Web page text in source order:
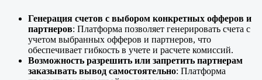
Генерация счетов с выбором конкретных офферов и
партнеров: Платформа позволяет генерировать счета с
учетом выбранных офферов и партнеров, что
обеспечивает гибкость в учете и расчете комиссий.
Возможность разрешить или запретить партнерам
заказывать вывод самостоятельно: Платформа